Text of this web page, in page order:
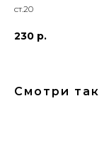
ст.20
230 р.
Смотри так